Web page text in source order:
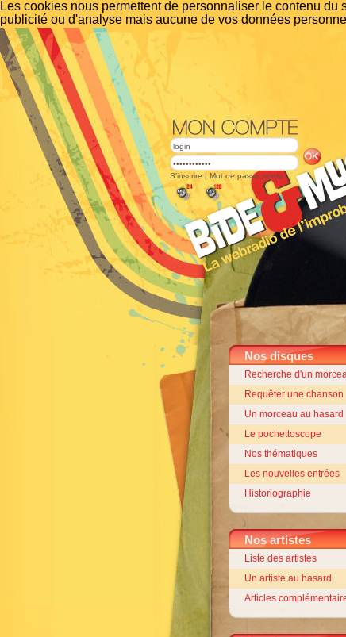
Les cookies nous permettent de personnaliser le contenu
publicité ou d'analyse mais aucune de vos données
S'inscrire | Mot de passe perdu
Nos disques
Recherche d'un
Requêter une chanson
Un morceau au hasard
Le pochettoscope
Nos thématiques
Les nouvelles entrées
Historiographie
Nos artistes
Liste des artistes
Un artiste au hasard
Articles